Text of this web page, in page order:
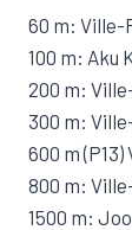
60 m: Ville-
100 m: Aku
200 m:
300 m:
600 m
800 m:
1500 m: